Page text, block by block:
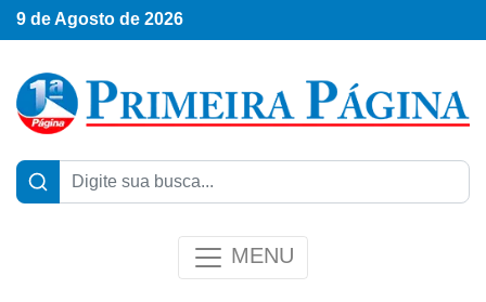
9 de Agosto de 2026
MENU